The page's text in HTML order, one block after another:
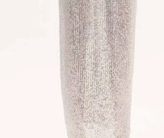
short
jaqueta
blazer
casaco